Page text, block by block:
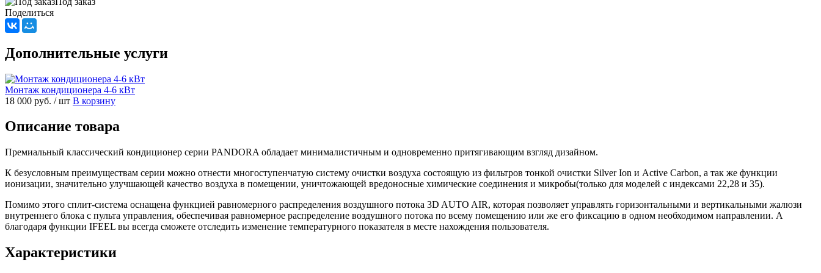
Поделиться
Дополнительные услуги
Монтаж кондиционера 4-6 кВт
18 000 руб. / шт В корзину
Описание товара
Премиальный классический кондиционер серии PANDORA обладает минималистичным и одновременно притягивающим взгляд дизайном.
К безусловным преимуществам серии можно отнести многоступенчатую систему очистки воздуха состоящую из фильтров тонкой очистки Silver Ion и Active Carbon, а так же функции
ионизации, значительно улучшающей качество воздуха в помещении, уничтожающей вредоносные химические соединения и микробы(только для моделей с индексами 22,28 и 35).
Помимо этого сплит-система оснащена функцией равномерного распределения воздушного потока 3D AUTO AIR, которая позволяет управлять горизонтальными и вертикальными жалюзи
внутреннего блока с пульта управления, обеспечивая равномерное распределение воздушного потока по всему помещению или же его фиксацию в одном необходимом направлении. А
благодаря функции IFEEL вы всегда сможете отследить изменение температурного показателя в месте нахождения пользователя.
Характеристики